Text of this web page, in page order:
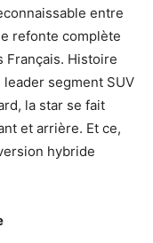
entre
refonte complète
Français. Histoire
segment SUV
la star se fait
et arrière. Et ce,
hybride